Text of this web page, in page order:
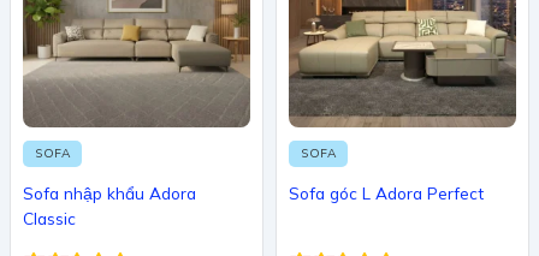
SOFA
Sofa nhập khẩu Adora
Classic
SOFA
Sofa góc L Adora Perfect